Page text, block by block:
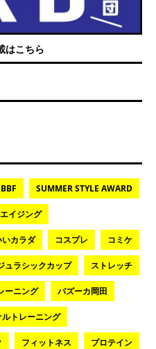
はこちら
SUMMER STYLE AWARD
イジング
カラダ コスプレ コミケ
ュラシックカップ ストレッチ
ーニング バズーカ岡田
トレーニング
フィットネス プロテイン